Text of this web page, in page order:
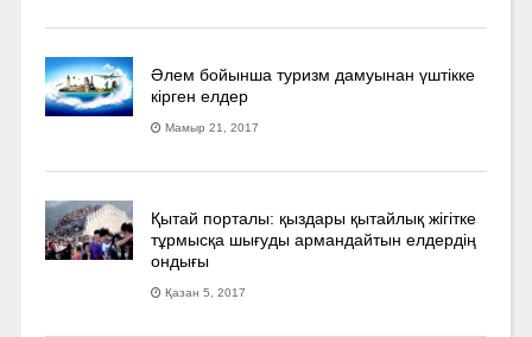
Әлем бойынша туризм дамуынан үштікке
кірген елдер
Мамыр 21, 2017
Қытай порталы: қыздары қытайлық жігітке
тұрмысқа шығуды армандайтын елдердің
ондығы
Қазан 5, 2017